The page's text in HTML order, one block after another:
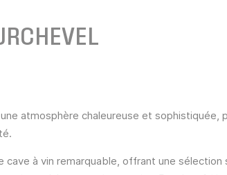
atmosphère chaleureuse et sophistiquée,
cave à vin remarquable, offrant une